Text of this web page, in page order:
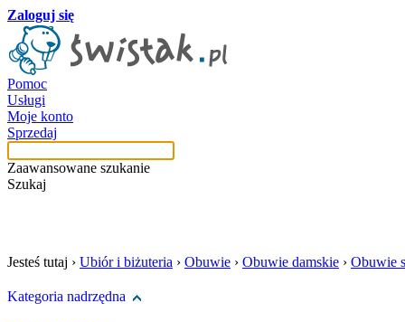
Zaloguj się
Pomoc
Usługi
Moje konto
Sprzedaj
Zaawansowane szukanie
Szukaj
Jesteś tutaj › Ubiór i biżuteria › Obuwie › Obuwie damskie › Obuwie
Kategoria nadrzędna